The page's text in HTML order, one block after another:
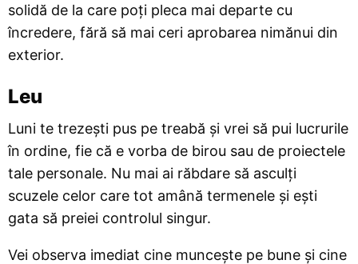
solidă de la care poți pleca mai departe cu
încredere, fără să mai ceri aprobarea nimănui din
exterior.
Leu
Luni te trezești pus pe treabă și vrei să pui lucrurile
în ordine, fie că e vorba de birou sau de proiectele
tale personale. Nu mai ai răbdare să asculți
scuzele celor care tot amână termenele și ești
gata să preiei controlul singur.
Vei observa imediat cine muncește pe bune și cine